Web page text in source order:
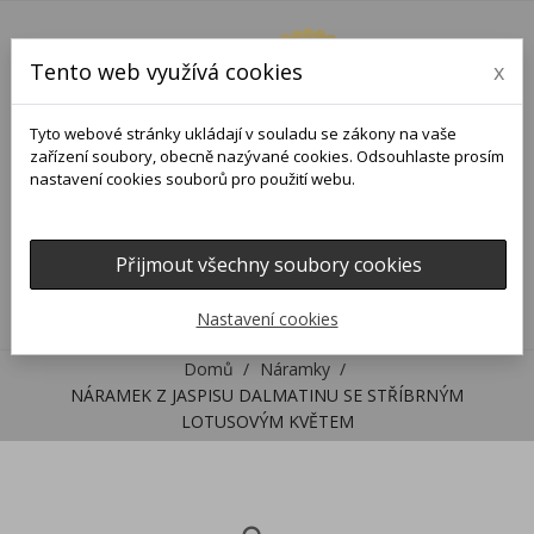
Domů
Náramky
NÁRAMEK Z JASPISU DALMATINU SE STŘÍBRNÝM
LOTUSOVÝM KVĚTEM
Tento web využívá cookies x
Tyto webové stránky ukládají v souladu se zákony na vaše
zařízení soubory, obecně nazývané cookies. Odsouhlaste prosím
nastavení cookies souborů pro použití webu.
Přijmout všechny soubory cookies
Nastavení cookies